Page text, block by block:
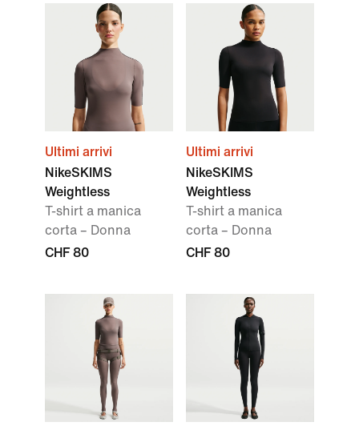
Ultimi arrivi
NikeSKIMS
Weightless
T-shirt a manica
corta – Donna
CHF 80
Ultimi arrivi
NikeSKIMS
Weightless
T-shirt a manica
corta – Donna
CHF 80